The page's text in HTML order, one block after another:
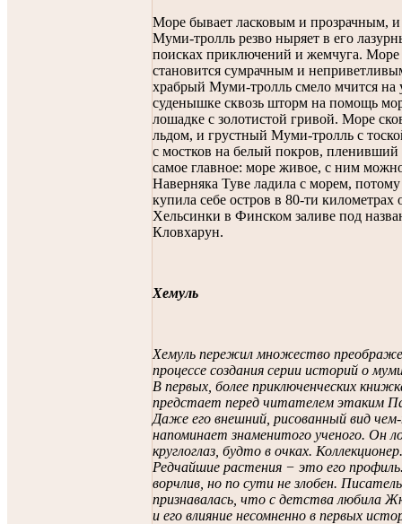
Море бывает ласковым и прозрачным,
Муми-тролль резво ныряет в его
поисках приключений и жемчуга. Море
становится сумрачным и
храбрый Муми-тролль смело мчится на
суденышке сквозь шторм на помощь
лошадке с золотистой гривой. Море
льдом, и грустный Муми-тролль с
с мостков на белый покров,
самое главное: море живое, с ним
Наверняка Туве ладила с морем, потому
купила себе остров в 80-ти километрах
Хельсинки в Финском заливе под
Кловхарун.
Хемуль
Хемуль пережил множество
процессе создания серии историй о
В первых, более приключенческих
предстает перед читателем этаким
Даже его внешний, рисованный вид
напоминает знаменитого ученого. Он
круглоглаз, будто в очках. Коллекционер.
Редчайшие растения − это его
ворчлив, но по сути не злобен.
признавалась, что с детства любила
и его влияние несомненно в первых